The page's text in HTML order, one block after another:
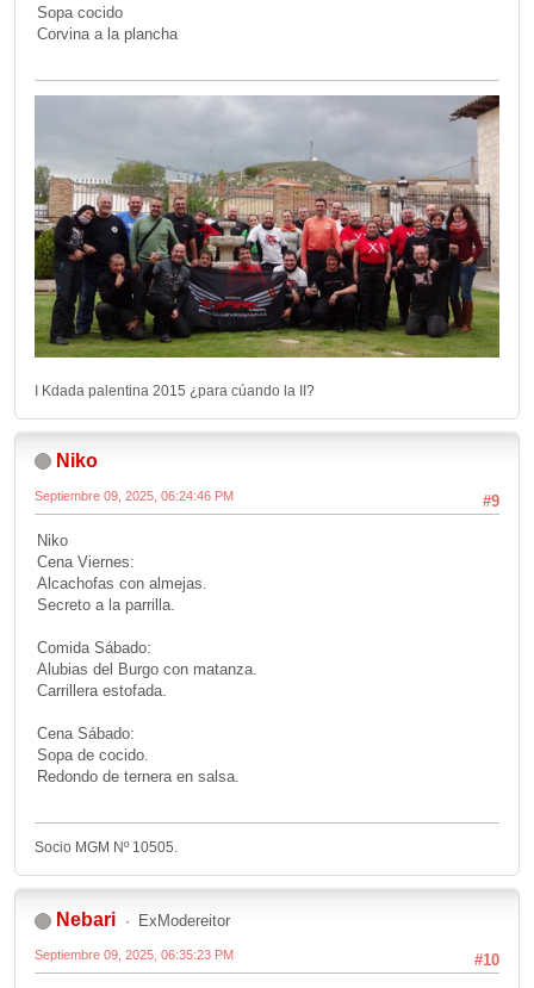
Sopa cocido
Corvina a la plancha
I Kdada palentina 2015 ¿para cúando la II?
Niko
#9
Septiembre 09, 2025, 06:24:46 PM
Niko
Cena Viernes:
Alcachofas con almejas.
Secreto a la parrilla.
Comida Sábado:
Alubias del Burgo con matanza.
Carrillera estofada.
Cena Sábado:
Sopa de cocido.
Redondo de ternera en salsa.
Socio MGM Nº 10505.
Nebari ExModereitor
#10
Septiembre 09, 2025, 06:35:23 PM